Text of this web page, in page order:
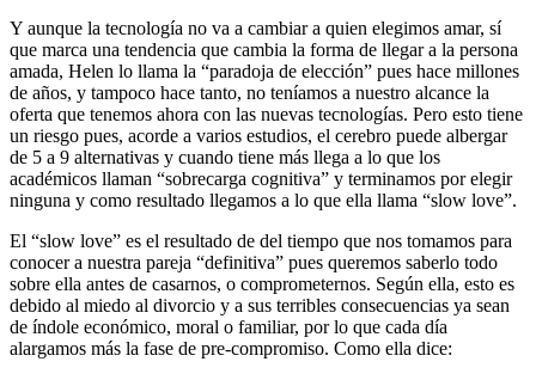
Y aunque la tecnología no va a cambiar a quien elegimos amar, sí
que marca una tendencia que cambia la forma de llegar a la persona
amada, Helen lo llama la “paradoja de elección” pues hace millones
de años, y tampoco hace tanto, no teníamos a nuestro alcance la
oferta que tenemos ahora con las nuevas tecnologías. Pero esto tiene
un riesgo pues, acorde a varios estudios, el cerebro puede albergar
de 5 a 9 alternativas y cuando tiene más llega a lo que los
académicos llaman “sobrecarga cognitiva” y terminamos por elegir
ninguna y como resultado llegamos a lo que ella llama “slow love”.
El “slow love” es el resultado de del tiempo que nos tomamos para
conocer a nuestra pareja “definitiva” pues queremos saberlo todo
sobre ella antes de casarnos, o comprometernos. Según ella, esto es
debido al miedo al divorcio y a sus terribles consecuencias ya sean
de índole económico, moral o familiar, por lo que cada día
alargamos más la fase de pre-compromiso. Como ella dice: